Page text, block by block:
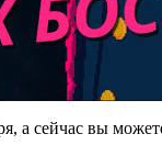
а сейчас вы